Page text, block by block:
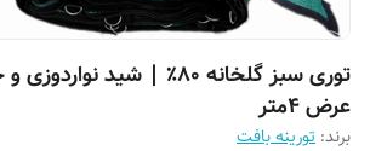
توری سبز گلخانه ۸۰٪ | شید
عرض 4متر
برند: تورینه بافت